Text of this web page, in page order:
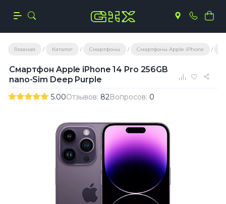
Главная Каталог Смартфоны Смартфоны Apple iPhone
Смартфон Apple iPhone 14 Pro 256GB
nano-Sim Deep Purple
5.00Отзывов: 82Вопросов: 0